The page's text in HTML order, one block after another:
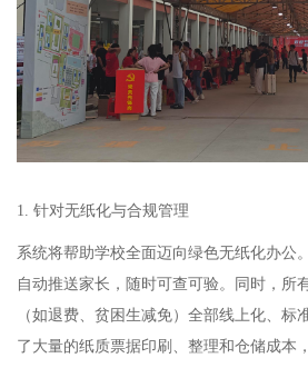
1. 针对无纸化与合规管理
系统将帮助学校全面迈向绿色无纸化办公
自动推送家长，随时可查可验。同时，所
（如退费、贫困生减免）全部线上化、标
了大量的纸质票据印刷、整理和仓储成本